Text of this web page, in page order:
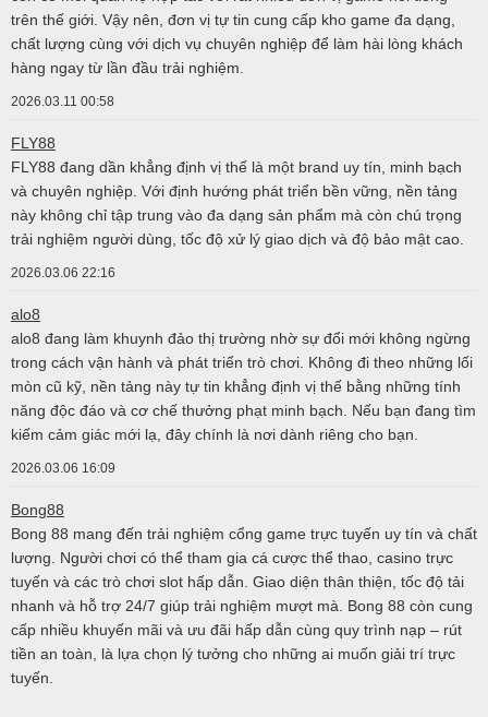
trên thế giới. Vậy nên, đơn vị tự tin cung cấp kho game đa dạng,
chất lượng cùng với dịch vụ chuyên nghiệp để làm hài lòng khách
hàng ngay từ lần đầu trải nghiệm.
2026.03.11 00:58
FLY88
FLY88 đang dần khẳng định vị thế là một brand uy tín, minh bạch
và chuyên nghiệp. Với định hướng phát triển bền vững, nền tảng
này không chỉ tập trung vào đa dạng sản phẩm mà còn chú trọng
trải nghiệm người dùng, tốc độ xử lý giao dịch và độ bảo mật cao.
2026.03.06 22:16
alo8
alo8 đang làm khuynh đảo thị trường nhờ sự đổi mới không ngừng
trong cách vận hành và phát triển trò chơi. Không đi theo những lối
mòn cũ kỹ, nền tảng này tự tin khẳng định vị thế bằng những tính
năng độc đáo và cơ chế thưởng phạt minh bạch. Nếu bạn đang tìm
kiếm cảm giác mới lạ, đây chính là nơi dành riêng cho bạn.
2026.03.06 16:09
Bong88
Bong 88 mang đến trải nghiệm cổng game trực tuyến uy tín và chất
lượng. Người chơi có thể tham gia cá cược thể thao, casino trực
tuyến và các trò chơi slot hấp dẫn. Giao diện thân thiện, tốc độ tải
nhanh và hỗ trợ 24/7 giúp trải nghiệm mượt mà. Bong 88 còn cung
cấp nhiều khuyến mãi và ưu đãi hấp dẫn cùng quy trình nạp – rút
tiền an toàn, là lựa chọn lý tưởng cho những ai muốn giải trí trực
tuyến.